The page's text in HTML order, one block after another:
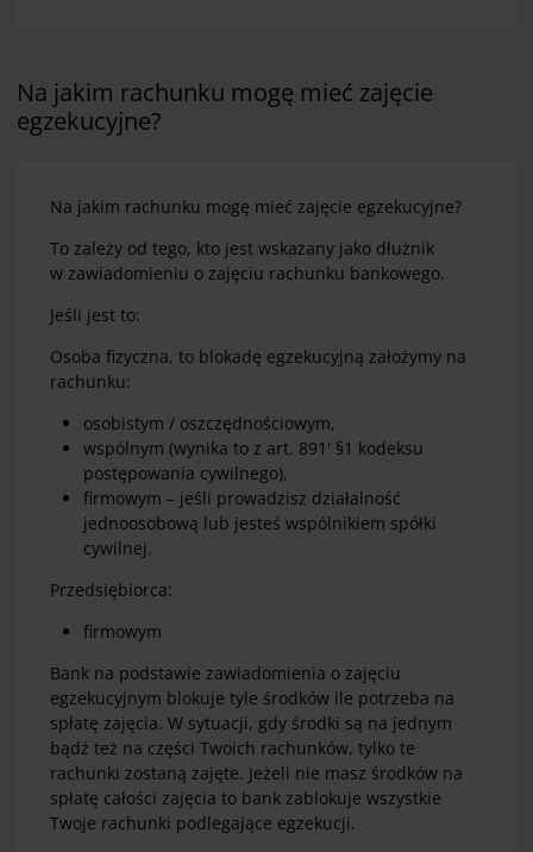
Na jakim rachunku mogę mieć zajęcie
egzekucyjne?
Na jakim rachunku mogę mieć zajęcie egzekucyjne?
To zależy od tego, kto jest wskazany jako dłużnik
w zawiadomieniu o zajęciu rachunku bankowego.
Jeśli jest to:
Osoba fizyczna, to blokadę egzekucyjną założymy na
rachunku:
osobistym / oszczędnościowym,
wspólnym (wynika to z art. 891' §1 kodeksu
postępowania cywilnego),
firmowym – jeśli prowadzisz działalność
jednoosobową lub jesteś wspólnikiem spółki
cywilnej.
Przedsiębiorca:
firmowym
Bank na podstawie zawiadomienia o zajęciu
egzekucyjnym blokuje tyle środków ile potrzeba na
spłatę zajęcia. W sytuacji, gdy środki są na jednym
bądź też na części Twoich rachunków, tylko te
rachunki zostaną zajęte. Jeżeli nie masz środków na
spłatę całości zajęcia to bank zablokuje wszystkie
Twoje rachunki podlegające egzekucji.